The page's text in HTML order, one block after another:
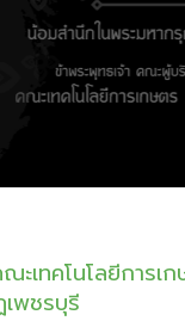
ะเทคโนโลยีการเ
พชรบุรี